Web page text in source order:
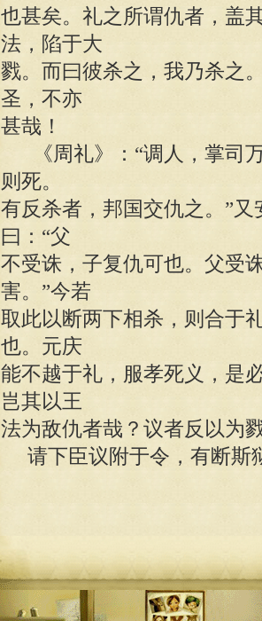
也甚矣。礼之所谓仇者，盖
法，陷于大
戮。而曰彼杀之，我乃杀之
圣，不亦
甚哉！
《周礼》：“调人，掌司
则死。
有反杀者，邦国交仇之。”
曰：“父
不受诛，子复仇可也。父受
害。”今若
取此以断两下相杀，则合于
也。元庆
能不越于礼，服孝死义，是
岂其以王
法为敌仇者哉？议者反以为
请下臣议附于令，有断斯